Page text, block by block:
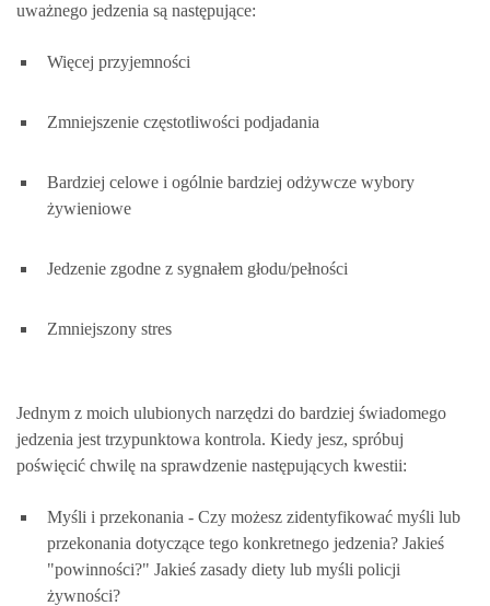
uważnego jedzenia są następujące:
Więcej przyjemności
Zmniejszenie częstotliwości podjadania
Bardziej celowe i ogólnie bardziej odżywcze wybory
żywieniowe
Jedzenie zgodne z sygnałem głodu/pełności
Zmniejszony stres
Jednym z moich ulubionych narzędzi do bardziej świadomego
jedzenia jest trzypunktowa kontrola. Kiedy jesz, spróbuj
poświęcić chwilę na sprawdzenie następujących kwestii:
Myśli i przekonania - Czy możesz zidentyfikować myśli lub
przekonania dotyczące tego konkretnego jedzenia? Jakieś
"powinności?" Jakieś zasady diety lub myśli policji
żywności?